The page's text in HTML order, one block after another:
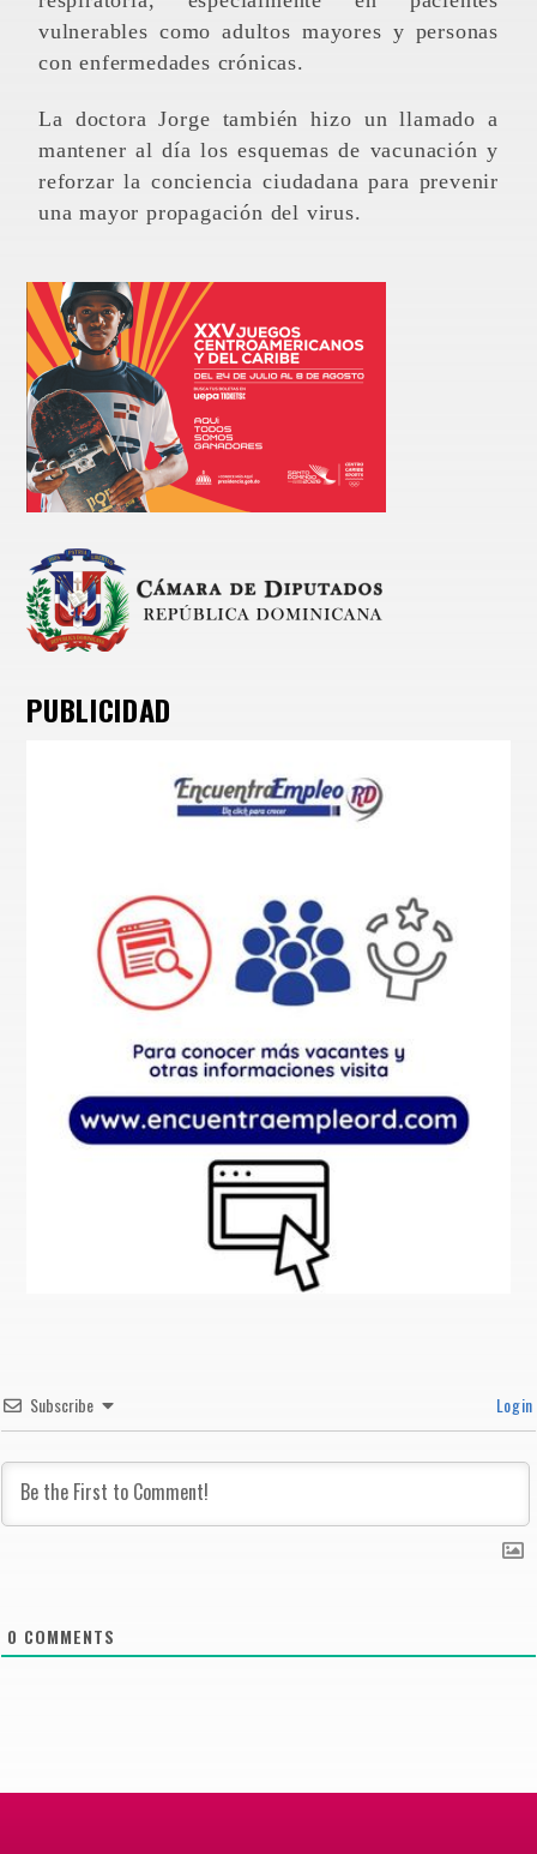
vulnerables como adultos mayores y personas
con enfermedades crónicas.
La doctora Jorge también hizo un llamado a
mantener al día los esquemas de vacunación y
reforzar la conciencia ciudadana para prevenir
una mayor propagación del virus.
PUBLICIDAD
Subscribe Login
0 COMMENTS